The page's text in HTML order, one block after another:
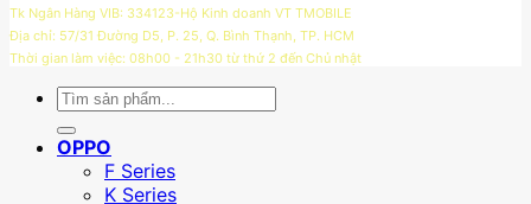
Tk Ngân Hàng VIB: 334123-Hộ Kinh doanh VT TMOBILE
Địa chỉ: 57/31 Đường D5, P. 25, Q. Bình Thạnh, TP. HCM
Thời gian làm việc: 08h00 - 21h30 từ thứ 2 đến Chủ nhật
Tìm
OPPO
F Series
K Series